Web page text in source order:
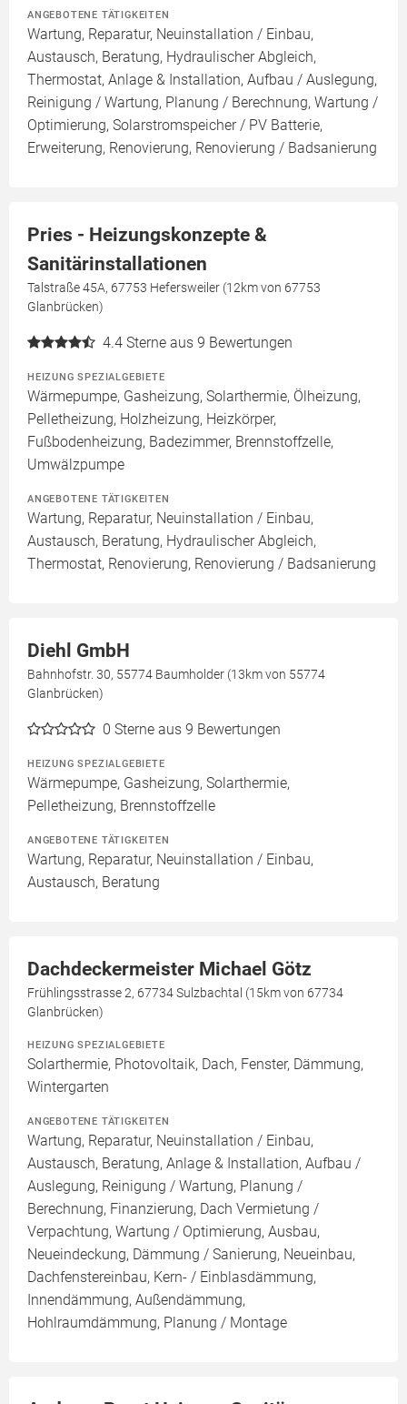
ANGEBOTENE TÄTIGKEITEN
Wartung, Reparatur, Neuinstallation / Einbau,
Austausch, Beratung, Hydraulischer Abgleich,
Thermostat, Anlage & Installation, Aufbau / Auslegung,
Reinigung / Wartung, Planung / Berechnung, Wartung /
Optimierung, Solarstromspeicher / PV Batterie,
Erweiterung, Renovierung, Renovierung / Badsanierung
Pries - Heizungskonzepte &
Sanitärinstallationen
Talstraße 45A, 67753 Hefersweiler (12km von 67753
Glanbrücken)
4.4 Sterne aus 9 Bewertungen
HEIZUNG SPEZIALGEBIETE
Wärmepumpe, Gasheizung, Solarthermie, Ölheizung,
Pelletheizung, Holzheizung, Heizkörper,
Fußbodenheizung, Badezimmer, Brennstoffzelle,
Umwälzpumpe
ANGEBOTENE TÄTIGKEITEN
Wartung, Reparatur, Neuinstallation / Einbau,
Austausch, Beratung, Hydraulischer Abgleich,
Thermostat, Renovierung, Renovierung / Badsanierung
Diehl GmbH
Bahnhofstr. 30, 55774 Baumholder (13km von 55774
Glanbrücken)
0 Sterne aus 9 Bewertungen
HEIZUNG SPEZIALGEBIETE
Wärmepumpe, Gasheizung, Solarthermie,
Pelletheizung, Brennstoffzelle
ANGEBOTENE TÄTIGKEITEN
Wartung, Reparatur, Neuinstallation / Einbau,
Austausch, Beratung
Dachdeckermeister Michael Götz
Frühlingsstrasse 2, 67734 Sulzbachtal (15km von 67734
Glanbrücken)
HEIZUNG SPEZIALGEBIETE
Solarthermie, Photovoltaik, Dach, Fenster, Dämmung,
Wintergarten
ANGEBOTENE TÄTIGKEITEN
Wartung, Reparatur, Neuinstallation / Einbau,
Austausch, Beratung, Anlage & Installation, Aufbau /
Auslegung, Reinigung / Wartung, Planung /
Berechnung, Finanzierung, Dach Vermietung /
Verpachtung, Wartung / Optimierung, Ausbau,
Neueindeckung, Dämmung / Sanierung, Neueinbau,
Dachfenstereinbau, Kern- / Einblasdämmung,
Innendämmung, Außendämmung,
Hohlraumdämmung, Planung / Montage